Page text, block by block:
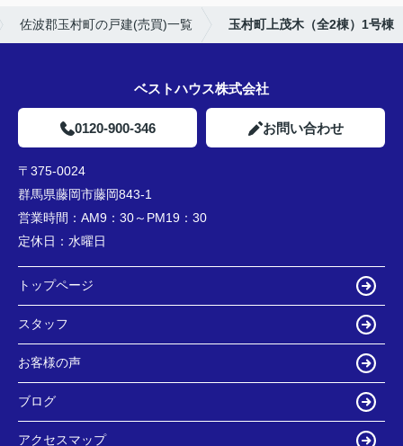
佐波郡玉村町の戸建(売買)一覧 玉村町上茂木（全2棟）1号棟
ベストハウス株式会社
0120-900-346 お問い合わせ
〒375-0024
群馬県藤岡市藤岡843-1
営業時間： AM9：30～PM19：30
定休日： 水曜日
トップページ
スタッフ
お客様の声
ブログ
アクセスマップ